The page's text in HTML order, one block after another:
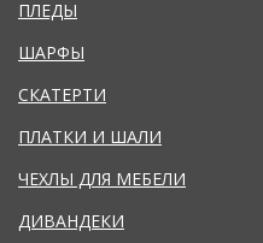
ПЛЕДЫ
ШАРФЫ
СКАТЕРТИ
ПЛАТКИ И ШАЛИ
ЧЕХЛЫ ДЛЯ МЕБЕЛИ
ДИВАНДЕКИ